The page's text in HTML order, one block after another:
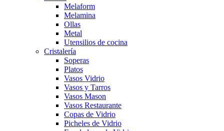
Melaform
Melamina
Ollas
Metal
Utensilios de cocina
Cristalería
Soperas
Platos
Vasos Vidrio
Vasos y Tarros
Vasos Mason
Vasos Restaurante
Copas de Vidrio
Picheles de Vidrio